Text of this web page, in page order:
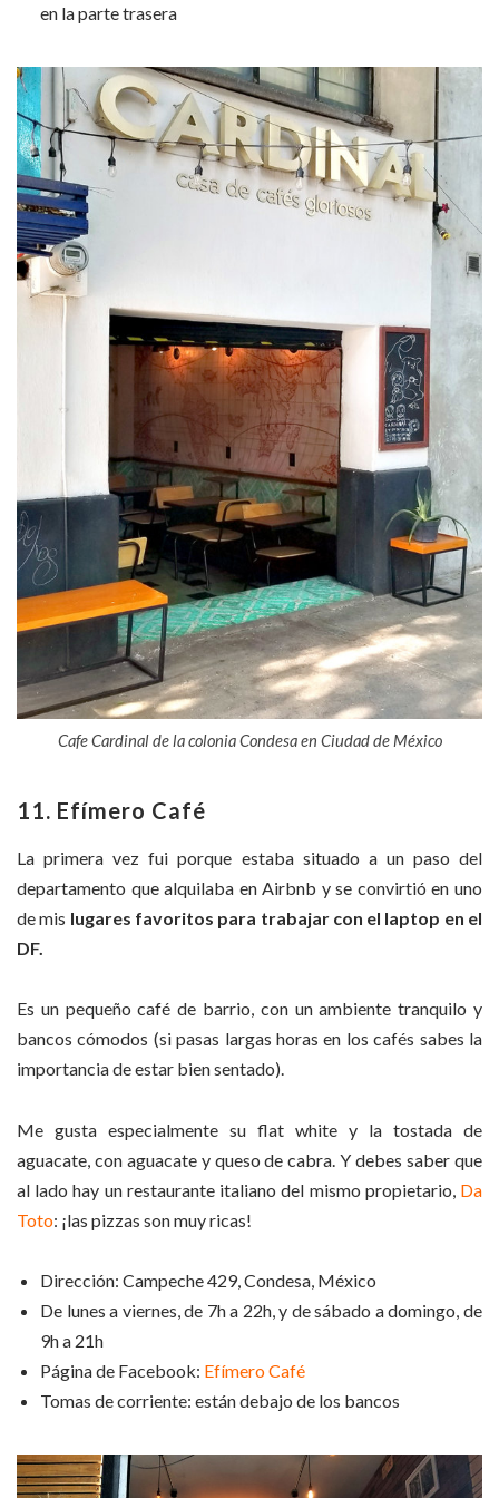
en la parte trasera
Cafe Cardinal de la colonia Condesa en Ciudad de México
11. Efímero Café
La primera vez fui porque estaba situado a un paso del
departamento que alquilaba en Airbnb y se convirtió en uno
de mis lugares favoritos para trabajar con el laptop en el
DF.
Es un pequeño café de barrio, con un ambiente tranquilo y
bancos cómodos (si pasas largas horas en los cafés sabes la
importancia de estar bien sentado).
Me gusta especialmente su flat white y la tostada de
aguacate, con aguacate y queso de cabra. Y debes saber que
al lado hay un restaurante italiano del mismo propietario, Da
Toto: ¡las pizzas son muy ricas!
Dirección: Campeche 429, Condesa, México
De lunes a viernes, de 7h a 22h, y de sábado a domingo, de
9h a 21h
Página de Facebook: Efímero Café
Tomas de corriente: están debajo de los bancos